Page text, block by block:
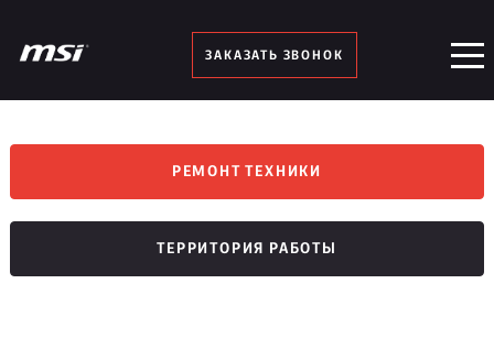
ЗАКАЗАТЬ ЗВОНОК
РЕМОНТ ТЕХНИКИ
ТЕРРИТОРИЯ РАБОТЫ